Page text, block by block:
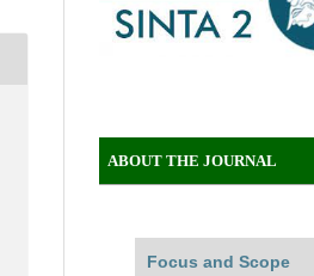
ABOUT THE JOURNAL
Focus and Scope